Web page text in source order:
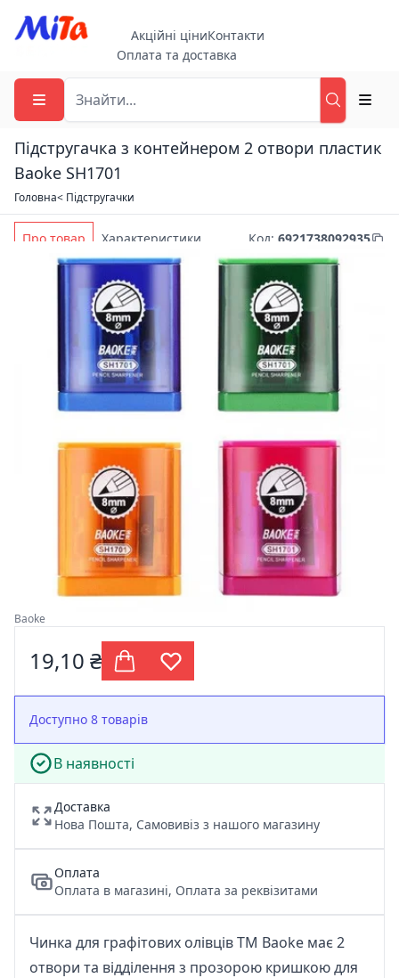
Акційні ціниКонтакти
Оплата та доставка
Підстругачка з контейнером 2 отвори пластик
Baoke SH1701
Головна< Підстругачки
Про товар Характеристики Код: 6921738092935
Baoke
19,10 ₴
Доступно 8 товарів
В наявності
Доставка
Нова Пошта, Самовивіз з нашого магазину
Оплата
Оплата в магазині, Оплата за реквізитами
Чинка для графітових олівців ТМ Baoke має 2
отвори та відділення з прозорою кришкою для